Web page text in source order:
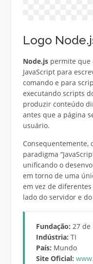
Logo
Node.jspermite que
JavaScript para
comando e para
executando scripts
produzir conteúdo
antes que a página
usuário.
Consequentemente,
paradigma
unificando o
em torno de uma
em vez de
lado do servidor e
Fundação: 27 de
Indústria: TI
País: Mundo
Site Oficial: